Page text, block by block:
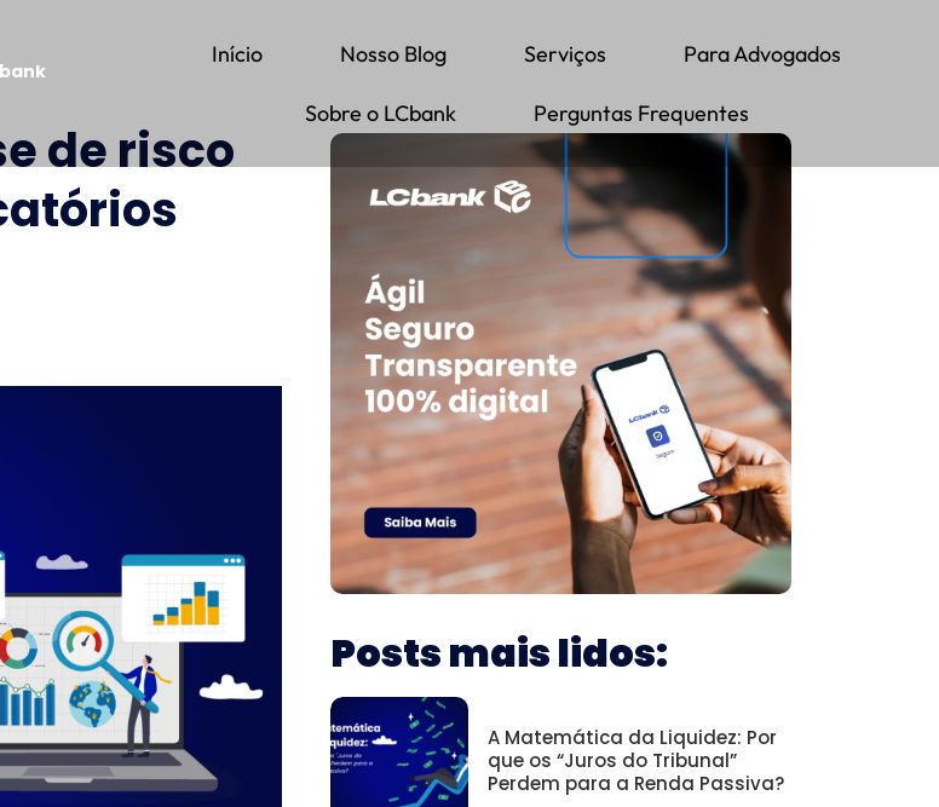
Início Nosso Blog Serviços Para Advogados
Sobre o LCbank Perguntas Frequentes
Posts mais lidos:
A Matemática da Liquidez: Por
que os “Juros do Tribunal”
Perdem para a Renda Passiva?
de risco